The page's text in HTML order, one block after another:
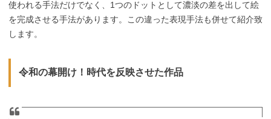
使われる手法だけでなく、1つのドットとして濃淡の差を出して絵
を完成させる手法があります。この違った表現手法も併せて紹介致
します。
令和の幕開け！時代を反映させた作品